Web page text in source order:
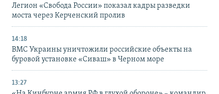
Легион «Свобода России» показал кадры разведки
моста через Керченский пролив
14:18
ВМС Украины уничтожили российские объекты на
буровой установке «Сиваш» в Черном море
13:27